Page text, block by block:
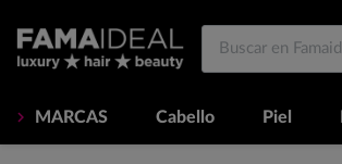
MARCAS Cabello Piel